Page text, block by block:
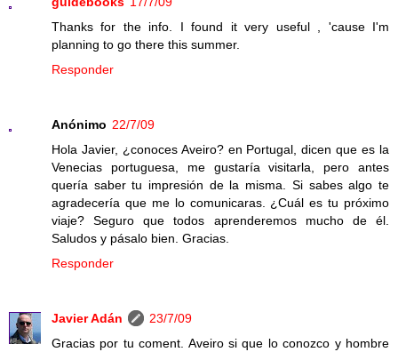
Thanks for the info. I found it very useful , 'cause I'm
planning to go there this summer.
Responder
Anónimo 22/7/09
Hola Javier, ¿conoces Aveiro? en Portugal, dicen que es la
Venecias portuguesa, me gustaría visitarla, pero antes
quería saber tu impresión de la misma. Si sabes algo te
agradecería que me lo comunicaras. ¿Cuál es tu próximo
viaje? Seguro que todos aprenderemos mucho de él.
Saludos y pásalo bien. Gracias.
Responder
Javier Adán
23/7/09
Gracias por tu coment. Aveiro si que lo conozco y hombre